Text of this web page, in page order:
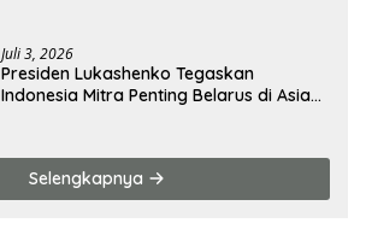
Juli 3, 2026
Presiden Lukashenko Tegaskan
Indonesia Mitra Penting Belarus di Asia
Selengkapnya